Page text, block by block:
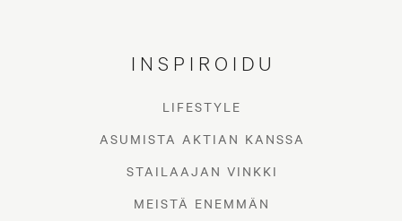
INSPIROIDU
LIFESTYLE
ASUMISTA AKTIAN KANSSA
STAILAAJAN VINKKI
MEISTÄ ENEMMÄN